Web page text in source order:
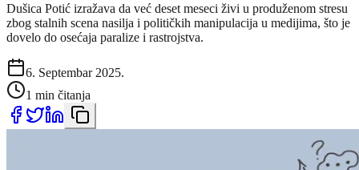
Dušica Potić izražava da već deset meseci živi u produženom stresu
zbog stalnih scena nasilja i političkih manipulacija u medijima, što je
dovelo do osećaja paralize i rastrojstva.
6. Septembar 2025.
1 min čitanja